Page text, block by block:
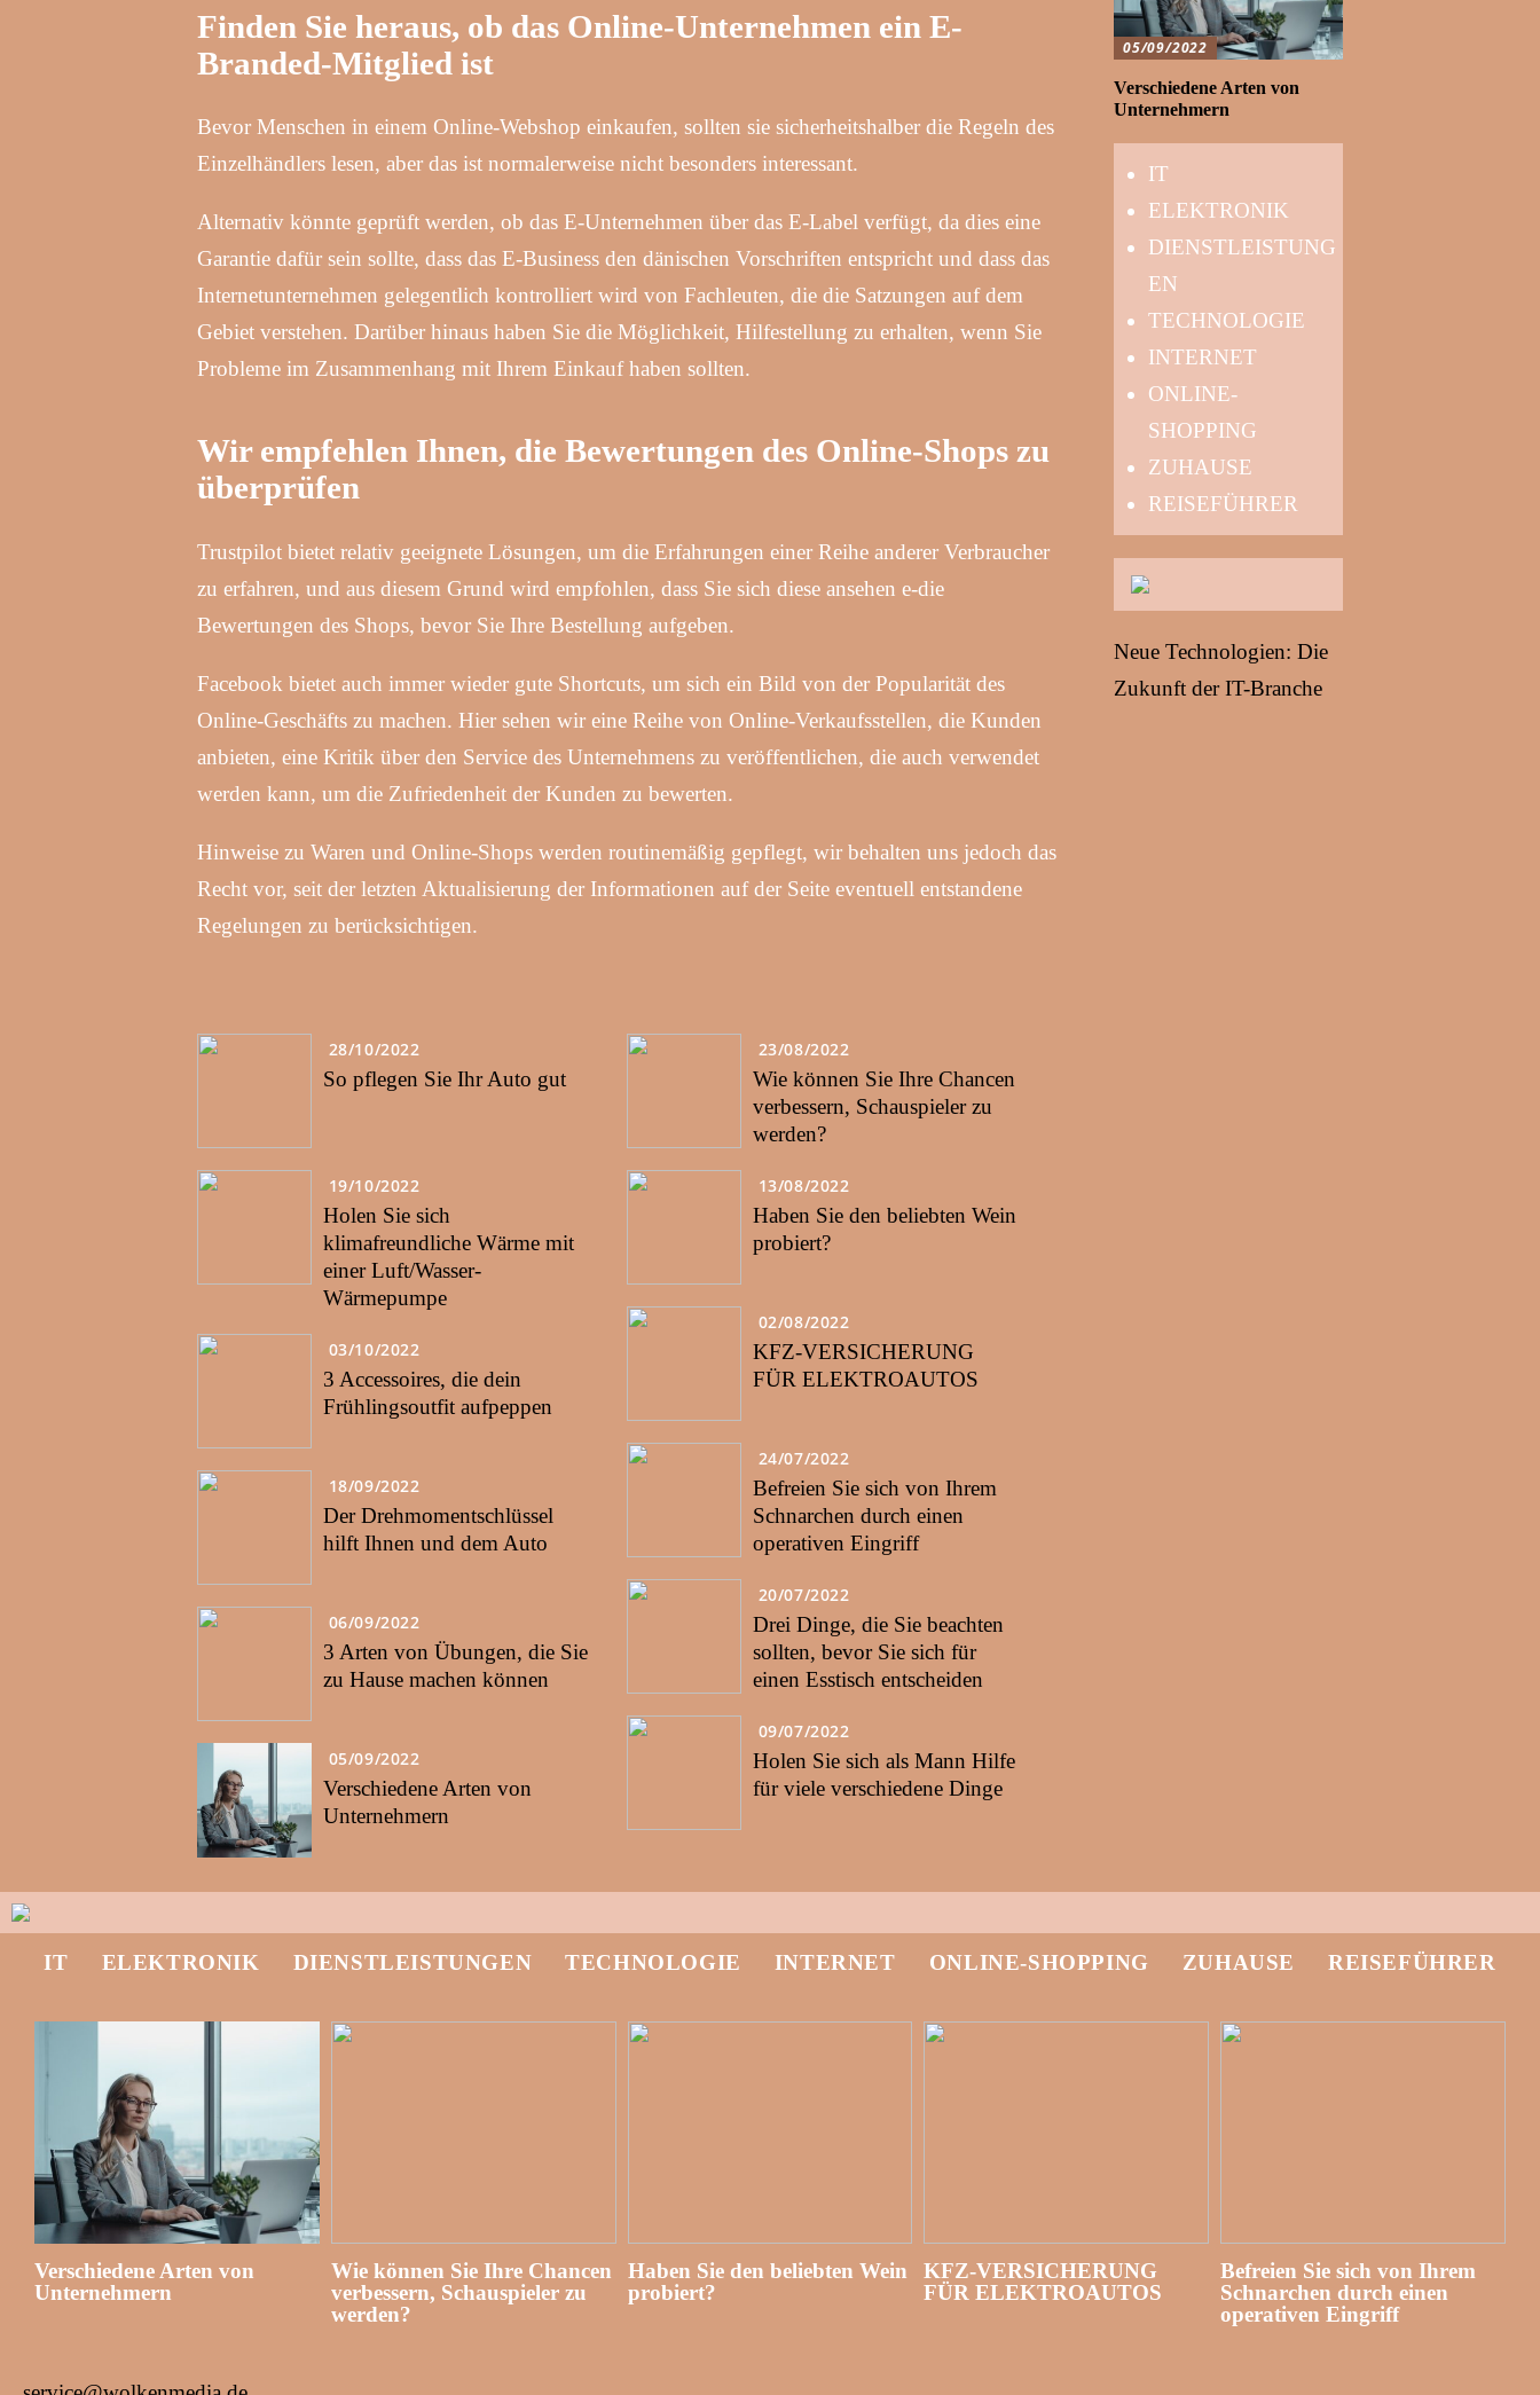
Finden Sie heraus, ob das Online-Unternehmen ein E-
Branded-Mitglied ist
Bevor Menschen in einem Online-Webshop einkaufen, sollten sie sicherheitshalber die Regeln des
Einzelhändlers lesen, aber das ist normalerweise nicht besonders interessant.
Alternativ könnte geprüft werden, ob das E-Unternehmen über das E-Label verfügt, da dies eine
Garantie dafür sein sollte, dass das E-Business den dänischen Vorschriften entspricht und dass das
Internetunternehmen gelegentlich kontrolliert wird von Fachleuten, die die Satzungen auf dem
Gebiet verstehen. Darüber hinaus haben Sie die Möglichkeit, Hilfestellung zu erhalten, wenn Sie
Probleme im Zusammenhang mit Ihrem Einkauf haben sollten.
Wir empfehlen Ihnen, die Bewertungen des Online-Shops zu
überprüfen
Trustpilot bietet relativ geeignete Lösungen, um die Erfahrungen einer Reihe anderer Verbraucher
zu erfahren, und aus diesem Grund wird empfohlen, dass Sie sich diese ansehen e-die
Bewertungen des Shops, bevor Sie Ihre Bestellung aufgeben.
Facebook bietet auch immer wieder gute Shortcuts, um sich ein Bild von der Popularität des
Online-Geschäfts zu machen. Hier sehen wir eine Reihe von Online-Verkaufsstellen, die Kunden
anbieten, eine Kritik über den Service des Unternehmens zu veröffentlichen, die auch verwendet
werden kann, um die Zufriedenheit der Kunden zu bewerten.
Hinweise zu Waren und Online-Shops werden routinemäßig gepflegt, wir behalten uns jedoch das
Recht vor, seit der letzten Aktualisierung der Informationen auf der Seite eventuell entstandene
Regelungen zu berücksichtigen.
28/10/2022
So pflegen Sie Ihr Auto gut
19/10/2022
Holen Sie sich
klimafreundliche Wärme mit
einer Luft/Wasser-
Wärmepumpe
03/10/2022
3 Accessoires, die dein
Frühlingsoutfit aufpeppen
18/09/2022
Der Drehmomentschlüssel
hilft Ihnen und dem Auto
06/09/2022
3 Arten von Übungen, die Sie
zu Hause machen können
05/09/2022
Verschiedene Arten von
Unternehmern
23/08/2022
Wie können Sie Ihre Chancen
verbessern, Schauspieler zu
werden?
13/08/2022
Haben Sie den beliebten Wein
probiert?
02/08/2022
KFZ-VERSICHERUNG
FÜR ELEKTROAUTOS
24/07/2022
Befreien Sie sich von Ihrem
Schnarchen durch einen
operativen Eingriff
20/07/2022
Drei Dinge, die Sie beachten
sollten, bevor Sie sich für
einen Esstisch entscheiden
09/07/2022
Holen Sie sich als Mann Hilfe
für viele verschiedene Dinge
05/09/2022
Verschiedene Arten von
Unternehmern
IT
ELEKTRONIK
DIENSTLEISTUNG
EN
TECHNOLOGIE
INTERNET
ONLINE-
SHOPPING
ZUHAUSE
REISEFÜHRER
Neue Technologien: Die
Zukunft der IT-Branche
IT ELEKTRONIK DIENSTLEISTUNGEN TECHNOLOGIE INTERNET ONLINE-SHOPPING ZUHAUSE REISEFÜHRER
Verschiedene Arten von
Unternehmern
Wie können Sie Ihre Chancen
verbessern, Schauspieler zu
werden?
Haben Sie den beliebten Wein
probiert?
KFZ-VERSICHERUNG
FÜR ELEKTROAUTOS
Befreien Sie sich von Ihrem
Schnarchen durch einen
operativen Eingriff